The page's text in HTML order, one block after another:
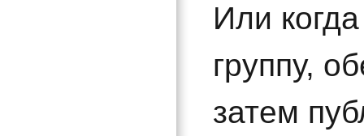
Или
группу,
затем